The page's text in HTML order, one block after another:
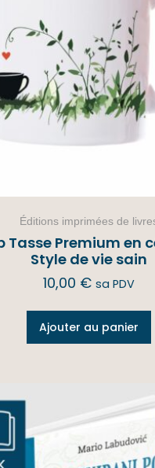
Éditions imprimées de
Tasse Premium en
Style de vie sain
10,00 € sa PDV
Ajouter au panier